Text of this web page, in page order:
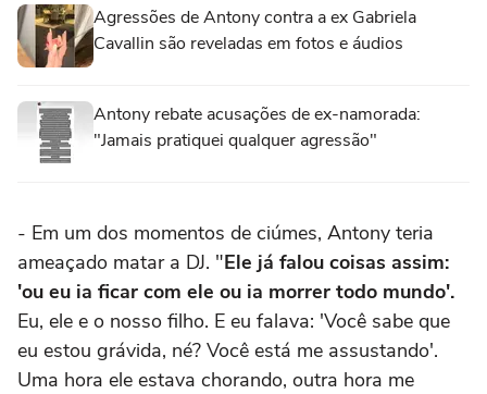
Agressões de Antony contra a ex Gabriela
Cavallin são reveladas em fotos e áudios
Antony rebate acusações de ex-namorada:
"Jamais pratiquei qualquer agressão"
- Em um dos momentos de ciúmes, Antony teria
ameaçado matar a DJ. "Ele já falou coisas assim:
'ou eu ia ficar com ele ou ia morrer todo mundo'.
Eu, ele e o nosso filho. E eu falava: 'Você sabe que
eu estou grávida, né? Você está me assustando'.
Uma hora ele estava chorando, outra hora me